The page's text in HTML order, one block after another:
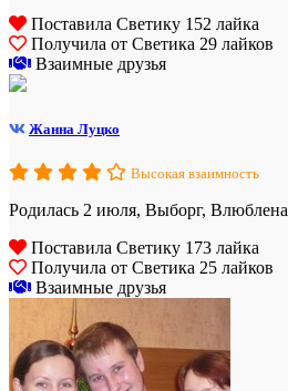
Поставила Светику 152 лайка
Получила от Светика 29 лайков
Взаимные друзья
Жанна Луцко
Высокая взаимность
Родилась 2 июля, Выборг, Влюблена
Поставила Светику 173 лайка
Получила от Светика 25 лайков
Взаимные друзья